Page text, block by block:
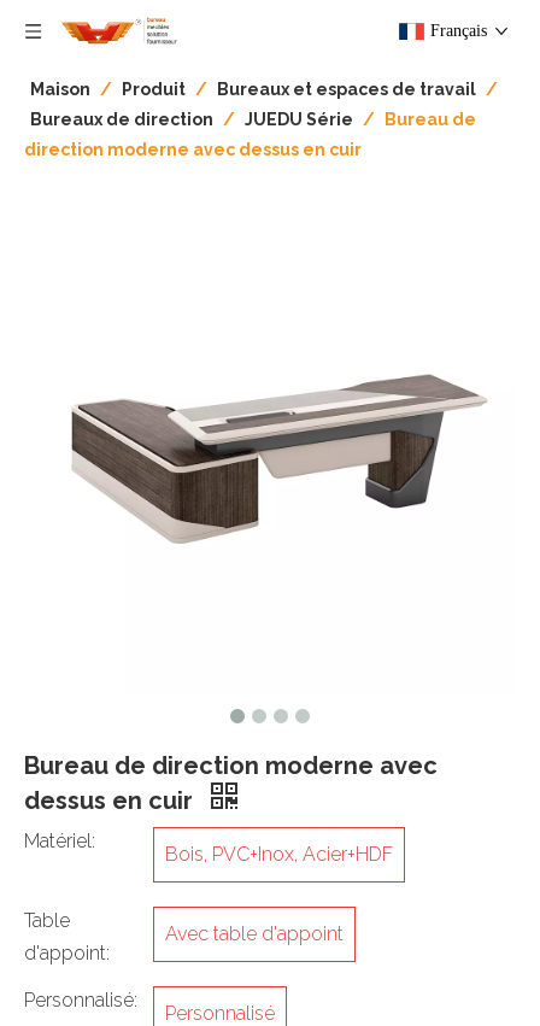
Français
Maison / Produit / Bureaux et espaces de travail​​​​​​​ /
Bureaux de direction
/ JUEDU Série /
Bureau de
direction moderne avec dessus en cuir
Bureau de direction moderne avec
dessus en cuir
Matériel:
Bois, PVC+Inox, Acier+HDF
Table
d'appoint:
Avec table d'appoint
Personnalisé:
Personnalisé